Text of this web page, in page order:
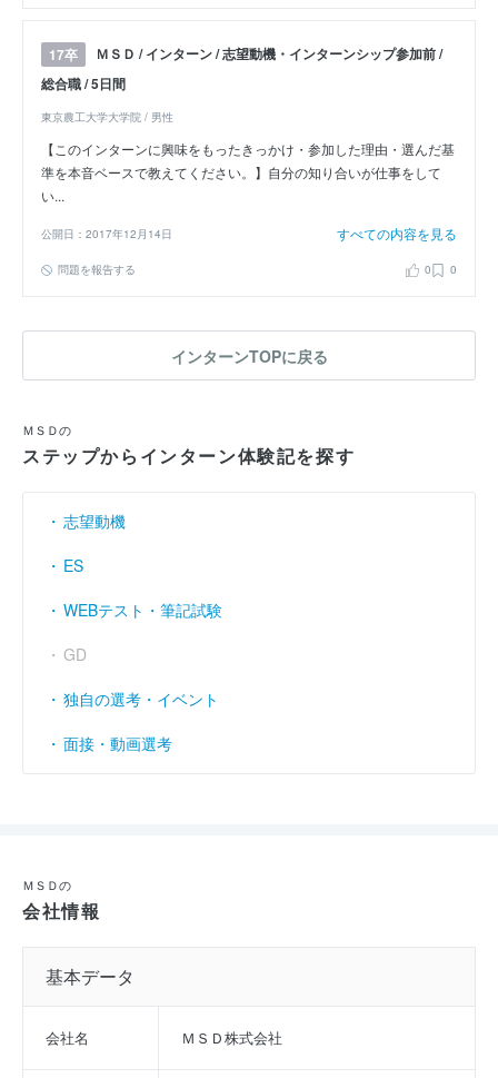
17卒
ＭＳＤ / インターン / 志望動機・インターンシップ参加前 /
総合職 / 5日間
東京農工大学大学院 / 男性
【このインターンに興味をもったきっかけ・参加した理由・選んだ基
準を本音ベースで教えてください。】自分の知り合いが仕事をして
い...
公開日：2017年12月14日 すべての内容を見る
問題を報告する 0 0
インターンTOPに戻る
ＭＳＤの
ステップからインターン体験記を探す
志望動機
ES
WEBテスト・筆記試験
GD
独自の選考・イベント
面接・動画選考
ＭＳＤの
会社情報
基本データ
会社名 ＭＳＤ株式会社